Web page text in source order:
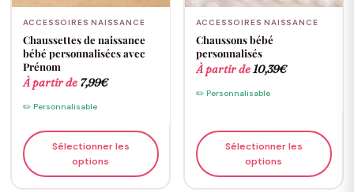
ACCESSOIRES NAISSANCE
Chaussettes de naissance
bébé personnalisées avec
Prénom
À partir de 7,99€
✏️ Personnalisable
Sélectionner les
options
ACCESSOIRES NAISSANCE
Chaussons bébé
personnalisés
À partir de10,39€
✏️ Personnalisable
Sélectionner les
options